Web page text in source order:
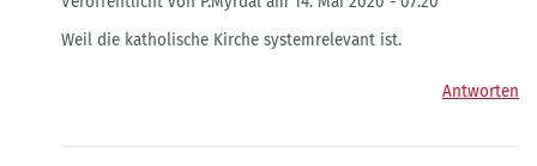
auf
Weil die katholische Kirche systemrelevant ist.
Antworten